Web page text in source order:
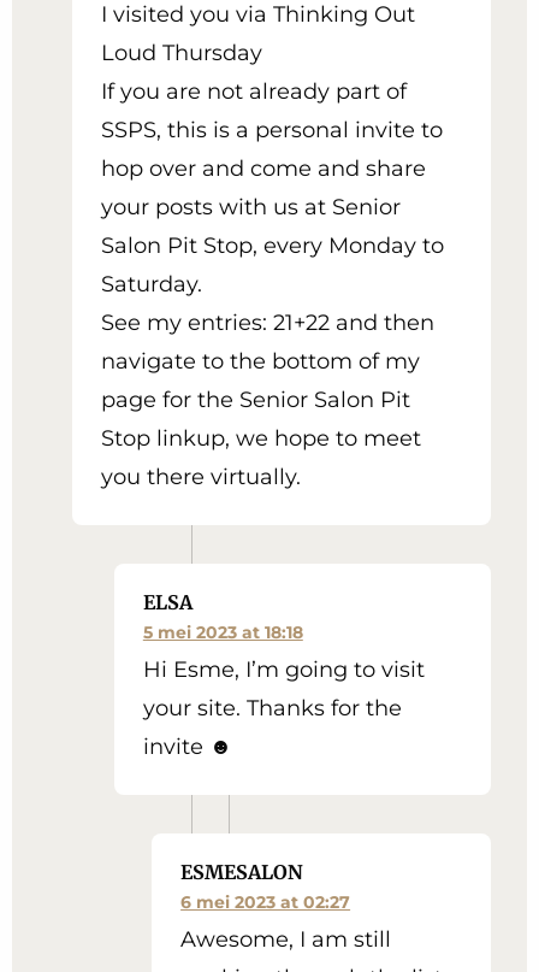
I visited you via Thinking Out
Loud Thursday
If you are not already part of
SSPS, this is a personal invite to
hop over and come and share
your posts with us at Senior
Salon Pit Stop, every Monday to
Saturday.
See my entries: 21+22 and then
navigate to the bottom of my
page for the Senior Salon Pit
Stop linkup, we hope to meet
you there virtually.
ELSA
5 mei 2023 at 18:18
Hi Esme, I’m going to visit
your site. Thanks for the
invite ☻
ESMESALON
6 mei 2023 at 02:27
Awesome, I am still